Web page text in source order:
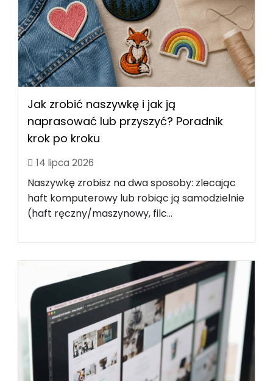
Jak zrobić naszywkę i jak ją
naprasować lub przyszyć? Poradnik
krok po kroku
14 lipca 2026
Naszywkę zrobisz na dwa sposoby: zlecając
haft komputerowy lub robiąc ją samodzielnie
(haft ręczny/maszynowy, filc...